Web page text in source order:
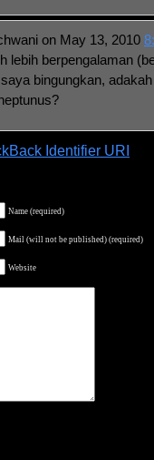
on May 13, 2010
lebih berpengalaman
bingungkan,
Identifier URI
Name (required)
Mail (will not be published) (required)
Website